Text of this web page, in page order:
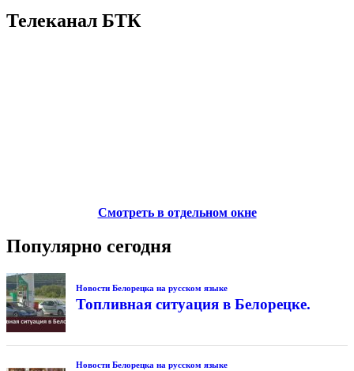
Телеканал БТК
Смотреть в отдельном окне
Популярно сегодня
Новости Белорецка на русском языке
Топливная ситуация в Белорецке.
Новости Белорецка на русском языке